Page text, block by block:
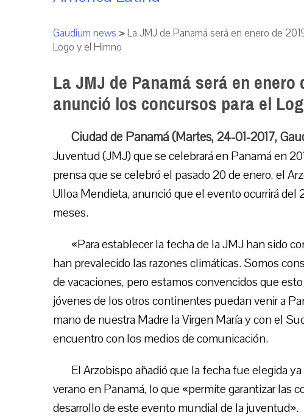
Gaudium news >La JMJ de Panamá será en enero de
Logo y el Himno
La JMJ de Panamá será en
anunció los concursos para el
Ciudad de Panamá (Martes, 24-01-2017,
Juventud (JMJ) que se celebrará en Panamá en
prensa que se celebró el pasado 20 de enero, el
Ulloa Mendieta, anunció que el evento ocurrirá del
meses.
«Para establecer la fecha de la JMJ han sido
han prevalecido las razones climáticas. Somos
de vacaciones, pero estamos convencidos que
jóvenes de los otros continentes puedan venir a
mano de nuestra Madre la Virgen María y con el
encuentro con los medios de comunicación.
El Arzobispo añadió que la fecha fue elegida
verano en Panamá, lo que «permite garantizar las
desarrollo de este evento mundial de la juventud».